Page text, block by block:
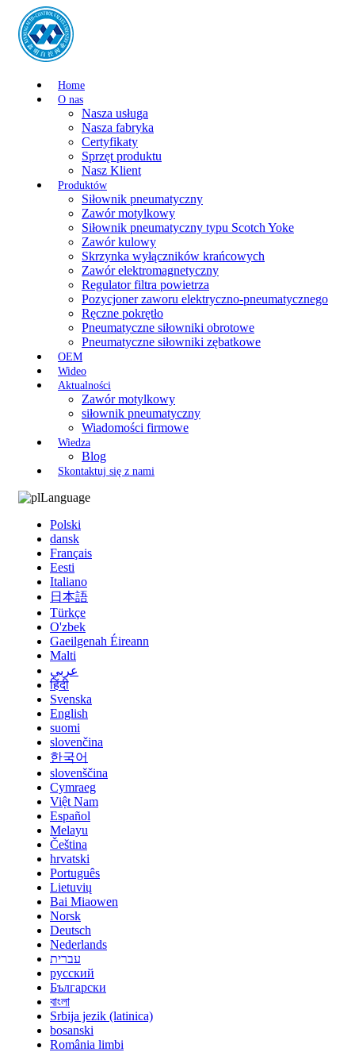
Home
O nas
Nasza usługa
Nasza fabryka
Certyfikaty
Sprzęt produktu
Nasz Klient
Produktów
Siłownik pneumatyczny
Zawór motylkowy
Siłownik pneumatyczny typu Scotch Yoke
Zawór kulowy
Skrzynka wyłączników krańcowych
Zawór elektromagnetyczny
Regulator filtra powietrza
Pozycjoner zaworu elektryczno-pneumatycznego
Ręczne pokrętło
Pneumatyczne siłowniki obrotowe
Pneumatyczne siłowniki zębatkowe
OEM
Wideo
Aktualności
Zawór motylkowy
siłownik pneumatyczny
Wiadomości firmowe
Wiedza
Blog
Skontaktuj się z nami
Language
Polski
dansk
Français
Eesti
Italiano
日本語
Türkçe
O'zbek
Gaeilgenah Éireann
Malti
عربي
हिंदी
Svenska
English
suomi
slovenčina
한국어
slovenščina
Cymraeg
Việt Nam
Español
Melayu
Čeština
hrvatski
Português
Lietuvių
Bai Miaowen
Norsk
Deutsch
Nederlands
עברית
русский
Български
বাংলা
Srbija jezik (latinica)
bosanski
România limbi